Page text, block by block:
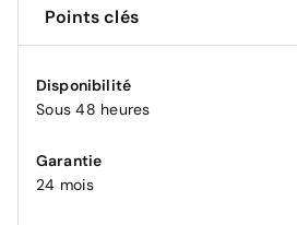
Points clés
Disponibilité
Sous 48 heures
Garantie
24 mois